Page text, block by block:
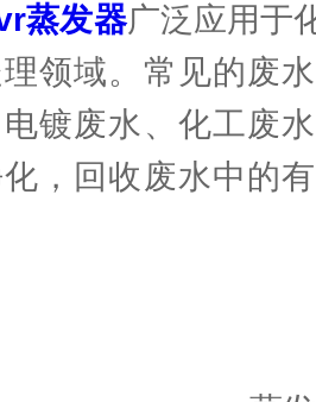
蒸发器广泛应用于
领域。常见的废
镀废水、化工废
，回收废水中的